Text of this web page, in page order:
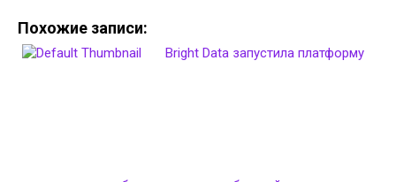
Похожие записи:
Bright Data запустила платформу